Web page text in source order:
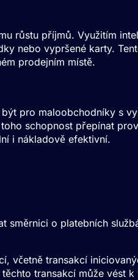
růstu příjmů. Využitím
nebo vypršené karty.
prodejním místě.
pro maloobchodníky s
schopnost přepínat
i nákladově efektivní.
směrnici o platebních
včetně transakcí
transakcí může vést